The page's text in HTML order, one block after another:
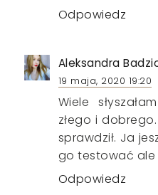
Odpowiedz
Aleksandra
19 maja, 2020 19:20
Wiele
złego i
sprawdził. Ja
go testować ale
Odpowiedz